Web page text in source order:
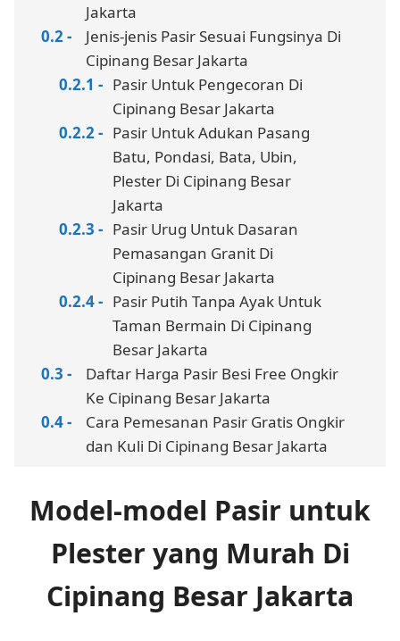
Jakarta
Jenis-jenis Pasir Sesuai Fungsinya Di
Cipinang Besar Jakarta
Pasir Untuk Pengecoran Di
Cipinang Besar Jakarta
Pasir Untuk Adukan Pasang
Batu, Pondasi, Bata, Ubin,
Plester Di Cipinang Besar
Jakarta
Pasir Urug Untuk Dasaran
Pemasangan Granit Di
Cipinang Besar Jakarta
Pasir Putih Tanpa Ayak Untuk
Taman Bermain Di Cipinang
Besar Jakarta
Daftar Harga Pasir Besi Free Ongkir
Ke Cipinang Besar Jakarta
Cara Pemesanan Pasir Gratis Ongkir
dan Kuli Di Cipinang Besar Jakarta
Model-model Pasir untuk
Plester yang Murah Di
Cipinang Besar Jakarta